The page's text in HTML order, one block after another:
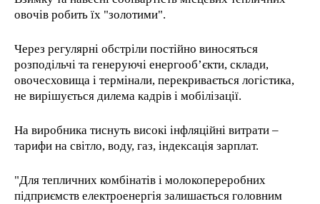
овочів робить їх "золотими".
Через регулярні обстріли постійно виносяться
розподільчі та генеруючі енергооб’єкти, склади,
овочесховища і термінали, перекривається логістика,
не вирішується дилема кадрів і мобілізації.
На виробника тиснуть високі інфляційні витрати –
тарифи на світло, воду, газ, індексація зарплат.
"Для тепличних комбінатів і молокопереробних
підприємств електроенергія залишається головним